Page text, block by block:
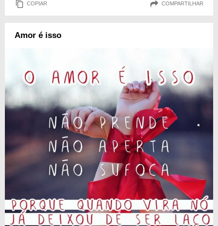
COPIAR COMPARTILHAR
Amor é isso